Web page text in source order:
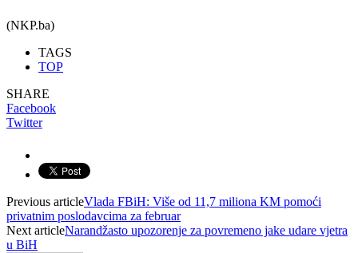
(NKP.ba)
TAGS
TOP
SHARE
Facebook
Twitter
Previous articleVlada FBiH: Više od 11,7 miliona KM pomoći
privatnim poslodavcima za februar
Next articleNarandžasto upozorenje za povremeno jake udare vjetra
u BiH